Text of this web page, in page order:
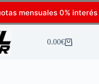
mensuales 0% interés
0.00€